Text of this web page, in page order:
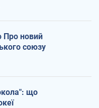
Про новий
союзу
що